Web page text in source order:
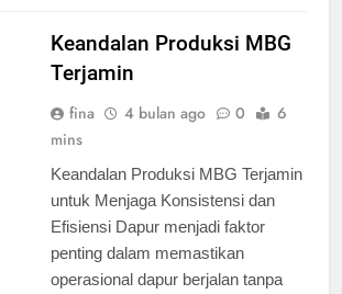
Keandalan Produksi MBG
Terjamin
fina 4 bulan ago 0
6
mins
Keandalan Produksi MBG Terjamin
untuk Menjaga Konsistensi dan
Efisiensi Dapur menjadi faktor
penting dalam memastikan
operasional dapur berjalan tanpa